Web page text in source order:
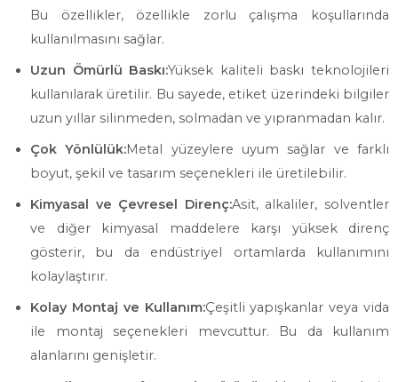
Bu özellikler, özellikle zorlu çalışma koşullarında
kullanılmasını sağlar.
Uzun Ömürlü Baskı:Yüksek kaliteli baskı teknolojileri
kullanılarak üretilir. Bu sayede, etiket üzerindeki bilgiler
uzun yıllar silinmeden, solmadan ve yıpranmadan kalır.
Çok Yönlülük:Metal yüzeylere uyum sağlar ve farklı
boyut, şekil ve tasarım seçenekleri ile üretilebilir.
Kimyasal ve Çevresel Direnç:Asit, alkaliler, solventler
ve diğer kimyasal maddelere karşı yüksek direnç
gösterir, bu da endüstriyel ortamlarda kullanımını
kolaylaştırır.
Kolay Montaj ve Kullanım:Çeşitli yapışkanlar veya vida
ile montaj seçenekleri mevcuttur. Bu da kullanım
alanlarını genişletir.